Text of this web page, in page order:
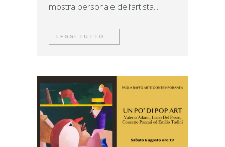
mostra personale dell’artista...
LEGGI TUTTO...